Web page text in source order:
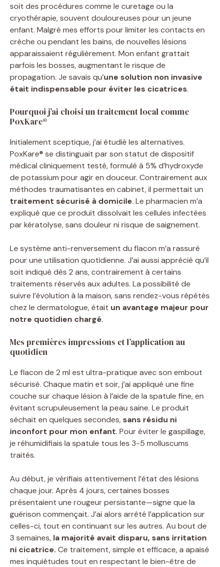
soit des procédures comme le curetage ou la
cryothérapie, souvent douloureuses pour un jeune
enfant. Malgré mes efforts pour limiter les contacts en
crèche ou pendant les bains, de nouvelles lésions
apparaissaient régulièrement. Mon enfant grattait
parfois les bosses, augmentant le risque de
propagation. Je savais qu’une solution non invasive
était indispensable pour éviter les cicatrices.
Pourquoi j’ai choisi un traitement local comme
PoxKare®
Initialement sceptique, j’ai étudié les alternatives.
PoxKare® se distinguait par son statut de dispositif
médical cliniquement testé, formulé à 5% d’hydroxyde
de potassium pour agir en douceur. Contrairement aux
méthodes traumatisantes en cabinet, il permettait un
traitement sécurisé à domicile. Le pharmacien m’a
expliqué que ce produit dissolvait les cellules infectées
par kératolyse, sans douleur ni risque de saignement.
Le système anti-renversement du flacon m’a rassuré
pour une utilisation quotidienne. J’ai aussi apprécié qu’il
soit indiqué dès 2 ans, contrairement à certains
traitements réservés aux adultes. La possibilité de
suivre l’évolution à la maison, sans rendez-vous répétés
chez le dermatologue, était un avantage majeur pour
notre quotidien chargé.
Mes premières impressions et l’application au
quotidien
Le flacon de 2 ml est ultra-pratique avec son embout
sécurisé. Chaque matin et soir, j’ai appliqué une fine
couche sur chaque lésion à l’aide de la spatule fine, en
évitant scrupuleusement la peau saine. Le produit
séchait en quelques secondes, sans résidu ni
inconfort pour mon enfant. Pour éviter le gaspillage,
je réhumidifiais la spatule tous les 3-5 molluscums
traités.
Au début, je vérifiais attentivement l’état des lésions
chaque jour. Après 4 jours, certaines bosses
présentaient une rougeur persistante—signe que la
guérison commençait. J’ai alors arrêté l’application sur
celles-ci, tout en continuant sur les autres. Au bout de
3 semaines, la majorité avait disparu, sans irritation
ni cicatrice. Ce traitement, simple et efficace, a apaisé
mes inquiétudes tout en respectant le bien-être de